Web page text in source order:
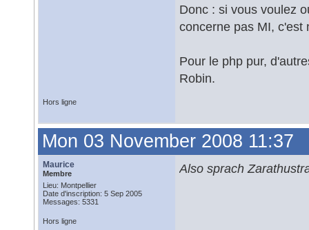
Donc : si vous voulez
concerne pas MI, c'est
Pour le php pur,
Robin.
Hors ligne
Mon 03 November 2008 11:37
Maurice
Membre
Lieu: Montpellier
Date d'inscription: 5 Sep 2005
Messages: 5331
Also sprach
Hors ligne